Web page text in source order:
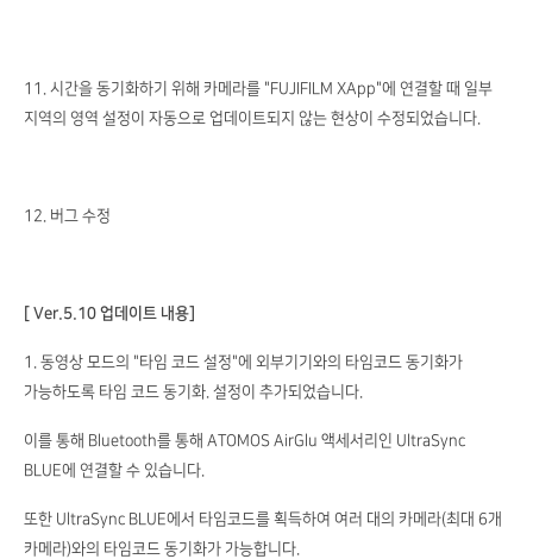
11. 시간을 동기화하기 위해 카메라를 "FUJIFILM XApp"에 연결할 때 일부
지역의 영역 설정이 자동으로 업데이트되지 않는 현상이 수정되었습니다.
12. 버그 수정
[ Ver.5.10 업데이트 내용]
1. 동영상 모드의 "타임 코드 설정"에 외부기기와의 타임코드 동기화가
가능하도록 타임 코드 동기화. 설정이 추가되었습니다.
이를 통해 Bluetooth를 통해 ATOMOS AirGlu 액세서리인 UltraSync
BLUE에 연결할 수 있습니다.
또한 UltraSync BLUE에서 타임코드를 획득하여 여러 대의 카메라(최대 6개
카메라)와의 타임코드 동기화가 가능합니다.